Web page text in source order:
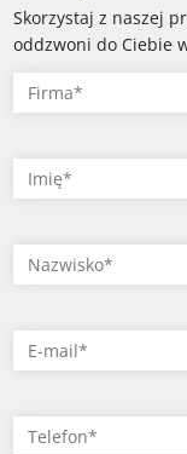
Skorzystaj z naszej
oddzwoni do Ciebie